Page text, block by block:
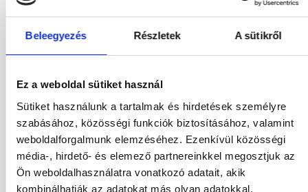
Beleegyezés Részletek A sütikről
Ez a weboldal sütiket használ
Sütiket használunk a tartalmak és hirdetések személyre
szabásához, közösségi funkciók biztosításához, valamint
weboldalforgalmunk elemzéséhez. Ezenkívül közösségi
média-, hirdető- és elemező partnereinkkel megosztjuk az
Ön weboldalhasználatra vonatkozó adatait, akik
kombinálhatják az adatokat más olyan adatokkal,
2027
01.09.2026- 05.09.2026(4 Éjszaka)
BudapestJáratinformációk
Kétágyas Prémium Kert Felőli Szoba
All Inclusive